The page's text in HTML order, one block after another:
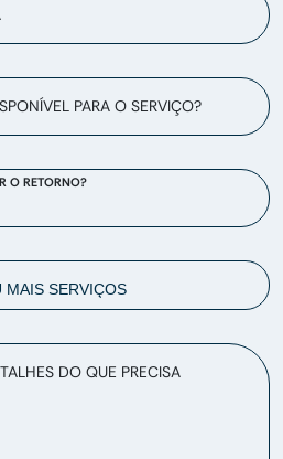
PARA O SERVIÇO?
O RETORNO?
DO QUE PRECISA